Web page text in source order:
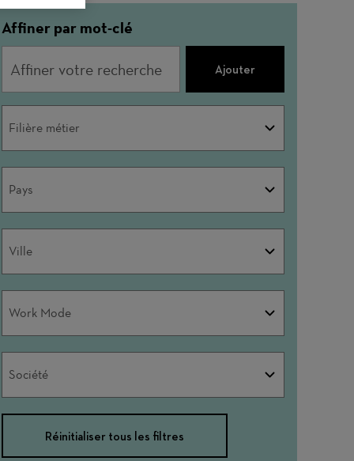
Affiner par mot-clé
Ajouter
Filière métier
Pays
Ville
Work Mode
Société
Réinitialiser tous les filtres